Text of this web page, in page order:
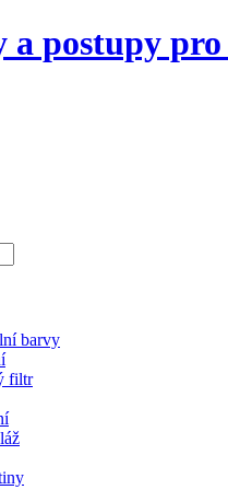
a postupy
barvy
filtr